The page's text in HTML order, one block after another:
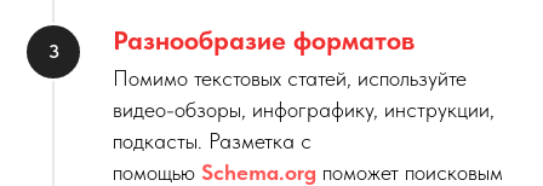
Разнообразие форматов
Помимо текстовых статей, используйте
видео-обзоры, инфографику, инструкции,
подкасты. Разметка с
помощью Schema.org поможет поисковым